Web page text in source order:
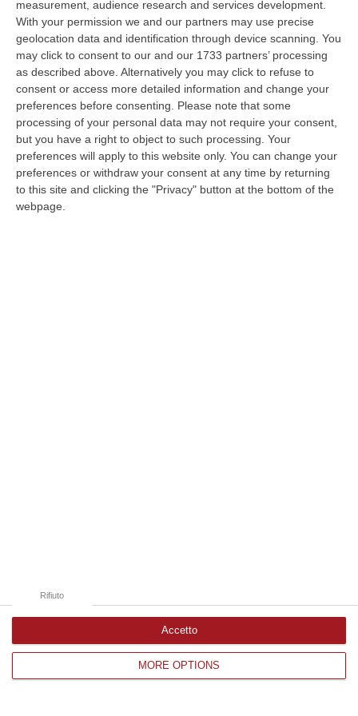
measurement, audience research and services development.
With your permission we and our partners may use precise
geolocation data and identification through device scanning. You
may click to consent to our and our 1733 partners’ processing
as described above. Alternatively you may click to refuse to
consent or access more detailed information and change your
preferences before consenting.
Please note that some
processing of your personal data may not require your consent,
but you have a right to object to such processing. Your
preferences will apply to this website only. You can change your
preferences or withdraw your consent at any time by returning
to this site and clicking the "Privacy" button at the bottom of the
webpage.
MORE OPTIONS
Rifiuto
Accetto
07 Agosto, 22:02
Renzi: «Conte? Sarebbe Delittuoso Vannaccizzare La Coalizione»
“ROMA «Conte sta giocando la sua partita, vedremo se le primarie si
faranno, quando e con che formato, se a due Conte-Schlein o se ci
sarann…
07 Agosto, 21:35
Meteo, Altri 10 Giorni Di Caldo Estremo
“ROMA La tregua varrà fino a domani: dopo il record di ieri con il bollino
rosso per tutte le 27 città monitorate e oggi con 26 allerte mass…
07 Agosto, 20:33
Corriere delle Calabria è una testata giornalistica di News&Com S.r.l